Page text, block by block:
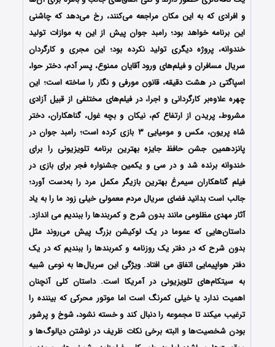
و افرادی که به این مکان مراجعه می‌کنند، رخ می‌دهد که چاشنی
این برنامه خواهد بود؛ رامبد جوان پیش از این به موازات تولید
خندوانه، پروژه دیگری تولید نکرده بود؛ این مجری و کارگردان
سریال مسافران و فیلم‌های ورود آقایان ممنوع، پسر آدم، دختر حوا،
اسپاگتی در هشت دقیقه، قانون مورفی و نگار را ساخته است؛ این
چهره علاوه‌بر کارگردانی و اجرا، در فیلم‌های مختلفی از قبیل آزادی
مشروط، پریدن از ارتفاع کم، نیکان و بچه غول، گناهکاران، دختر
شاه پریون، مکس و مومیایی ۳ بازی کرده است؛ رامبد جوان در
پانزدهمین جشن حافظ جایزه بهترین برنامه تلویزیونی را برای
خندوانه برنده شد و در سی و یکمین جشنواره فجر برای بازی در
فیلم گناهکاران سیمرغ بهترین بازیگر مکمل مرد را به‌دست آورد؛
جالب است بدانید فضای سریال مردم معمولی خیلی زود ما را به یاد
آثار مهدی مظلومی مانند بدون شرح و کمربندها را ببندیم می اندازد.
داستان‌هایی که عموما در یک لوکیشن بزرگ پیش می‌روند مثل
بدون شرح که در دفتر یک روزنامه و کمربندها را ببندیم که در یک
دفتر هواپیمایی اتفاق می افتاد. ویژگی این سریال‌ها به‌ نوعی شبیه
به سیتکام‌های تلویزیونی در آمریکا است. داستان کلی آنچنان
اهمیت ندارد یا خیلی کمرنگ است اما موتور محرکی که بیننده‌ را
ترغیب میکند تا مجموعه را دنبال کند و خسته نشود، شوخ و پرشور
بودن شخصیت‌ها و البته برخی نکات ظریف در نوشتن دیالوگ‌ها و